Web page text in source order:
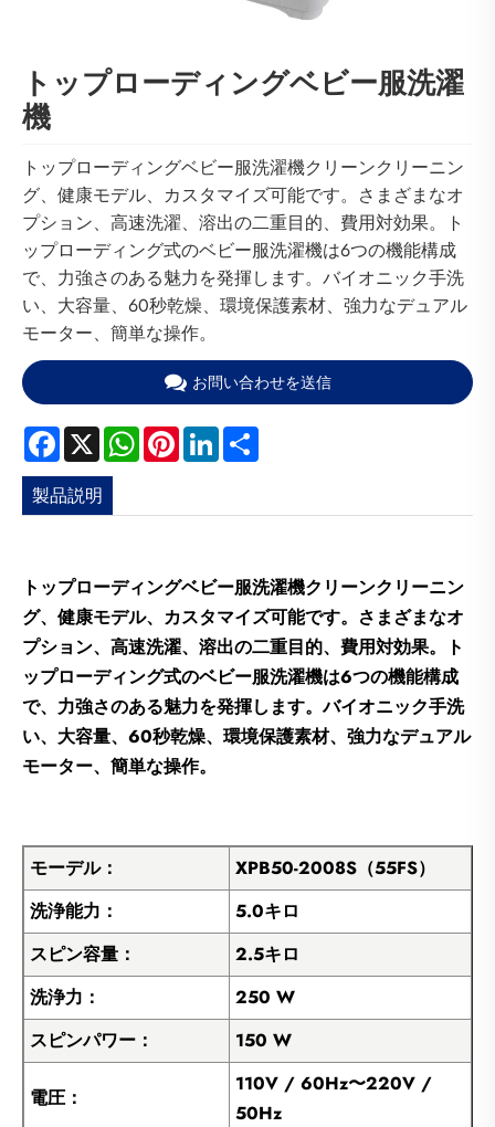
トップローディングベビー服洗濯
機
トップローディングベビー服洗濯機クリーンクリーニン
グ、健康モデル、カスタマイズ可能です。さまざまなオ
プション、高速洗濯、溶出の二重目的、費用対効果。ト
ップローディング式のベビー服洗濯機は6つの機能構成
で、力強さのある魅力を発揮します。バイオニック手洗
い、大容量、60秒乾燥、環境保護素材、強力なデュアル
モーター、簡単な操作。
お問い合わせを送信
Facebook
X WhatsApp
PinterestLinkedIn
製品説明
トップローディングベビー服洗濯機クリーンクリーニン
グ、健康モデル、カスタマイズ可能です。さまざまなオ
プション、高速洗濯、溶出の二重目的、費用対効果。ト
ップローディング式のベビー服洗濯機は6つの機能構成
で、力強さのある魅力を発揮します。バイオニック手洗
い、大容量、60秒乾燥、環境保護素材、強力なデュアル
モーター、簡単な操作。
モーデル：
XPB50-2008S（55FS）
洗浄能力：
5.0キロ
スピン容量：
2.5キロ
洗浄力：
250 W
スピンパワー：
150 W
電圧：
110V / 60Hz〜220V /
50Hz